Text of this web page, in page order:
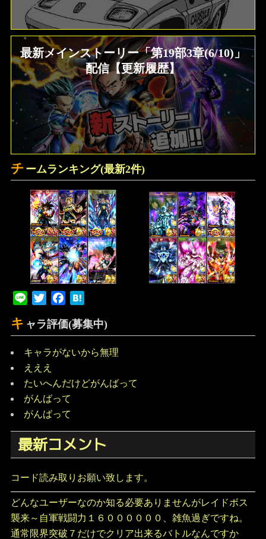
最新メインストーリー「第19部3章(6/10)」
配信【更新履歴】
チ ームランキング(最新2件)
Line Twitter Facebook
キ ャラ評価(募集中)
キャラがないから無理
えええ
たいへんだけどがんばって
がんばって
がんばって
最新コメント
コード読み取りお願い致します。
どんなユーザーなのか知る必要ありませんがレイドボス
襲来～自軍戦闘力１６００００００、雑魚過ぎですね。
通常限界突破７だけでクリア出来るバトルなんですか